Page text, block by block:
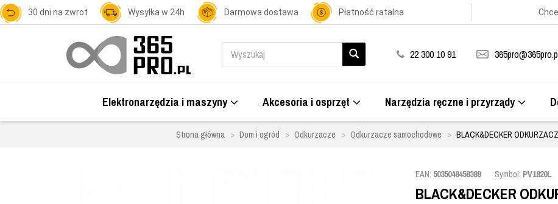
30 dni na zwrot Wysyłka w 24h Darmowa dostawa Płatność ratalna
22 300 10 91
Elektronarzędzia i maszyny Akcesoria i osprzęt Narzędzia ręczne i przyrządy
Strona główna Dom i ogród Odkurzacze Odkurzacze samochodowe BLACK&DECKER
EAN: 5035048458389 Symbol: PV1820L
BLACK&DECKER